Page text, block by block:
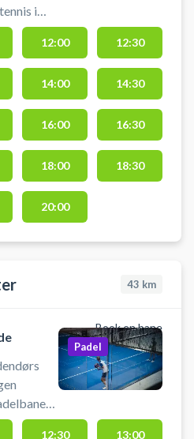
i
32 i
ved
hvor
baner
selv
12:00 12:30
14:00 14:30
16:00 16:30
18:00 18:30
20:00
43 km
Book en bane
en af
Padel
12:30 13:00